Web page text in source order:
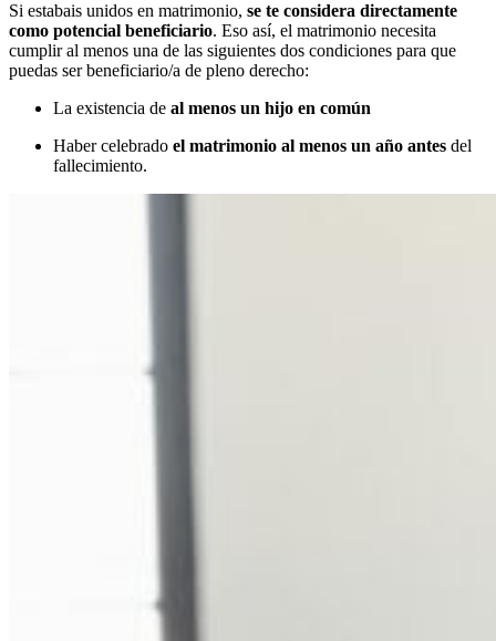
Si estabais unidos en matrimonio, se te considera directamente
como potencial beneficiario. Eso así, el matrimonio necesita
cumplir al menos una de las siguientes dos condiciones para que
puedas ser beneficiario/a de pleno derecho:
La existencia de al menos un hijo en común
Haber celebrado el matrimonio al menos un año antes del
fallecimiento.